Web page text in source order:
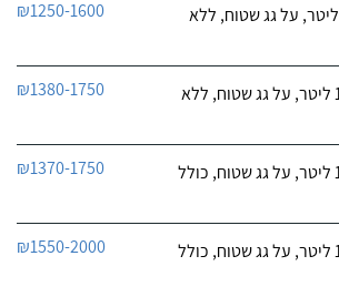
התקנת דוד שמש, 80 ליטר, על גג שטוח, ללא
₪1250-1600
התקנת דוד שמש, 120 ליטר, על גג שטוח, ללא
₪1380-1750
התקנת דוד שמש, 120 ליטר, על גג שטוח, כולל
₪1370-1750
התקנת דוד שמש, 150 ליטר, על גג שטוח, כולל
₪1550-2000